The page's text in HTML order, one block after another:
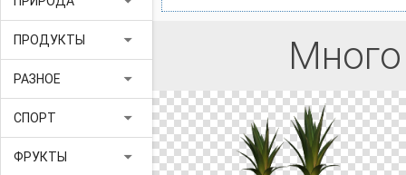
ПРОДУКТЫ arrow_drop_down
РАЗНОЕ arrow_drop_down
СПОРТ arrow_drop_down
ФРУКТЫ arrow_drop_down